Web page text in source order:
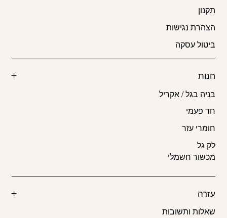
תקנון
הצהרת נגישות
ביטול עסקה
חנות
בניה בגל / אקריל
חד פעמי
חומרי עזר
לק גל
מכשור חשמלי
עזרה
שאלות ותשובות